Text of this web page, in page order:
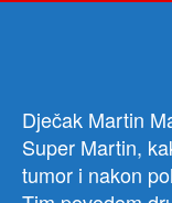
Dječak Martin
Super Martin,
tumor i nakon